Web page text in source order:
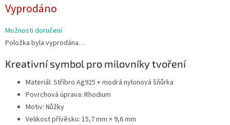
cena:
Vyprodáno
Možnosti doručení
Položka byla vyprodána…
Kreativní symbol pro milovníky tvoření
Materiál: Stříbro Ag925 + modrá nylonová šňůrka
Povrchová úprava: Rhodium
Motiv: Nůžky
Velikost přívěsku: 15,7 mm × 9,6 mm